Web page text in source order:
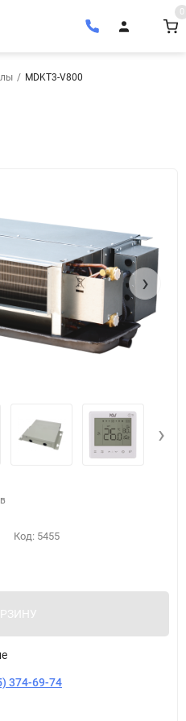
0
/ MDKT3-V800
›
›
Код: 5455
374-69-74